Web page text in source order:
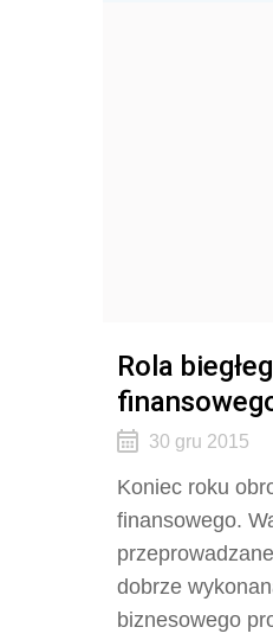
Rola
30 gru 2015
Koniec roku
finansowego.
dobrze
biznesowego